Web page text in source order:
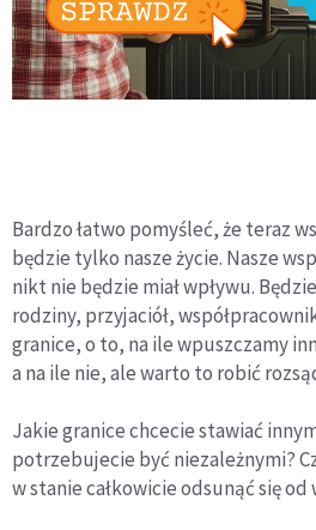
Bardzo łatwo pomyśleć, że teraz
będzie tylko nasze życie. Nasze
nikt nie będzie miał wpływu.
rodziny, przyjaciół,
granice, o to, na ile wpuszczamy
a na ile nie, ale warto to robić
Jakie granice chcecie stawiać
potrzebujecie być niezależnymi?
w stanie całkowicie odsunąć się od